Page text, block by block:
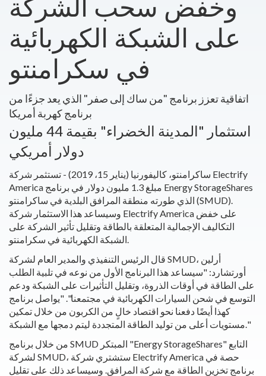
وخفض سحب الشركة
على الشبكة الكهربائية
في سكرامنتو
اتفاقية تعزز برنامج "من ساك إلى صفر" الذي يعد جزءًا من
برنامج كهربة أمريكا
استثمار "المدينة الخضراء" بقيمة 44 مليون
دولار أمريكي
ساكرامنتو، كاليفورنيا (يناير 15، 2019) - تستثمر شركة Electrify
America مبلغ 1.3 مليون دولار في برنامج Energy StorageShares
الذي طورته منطقة المرافق البلدية في ساكرامنتو (SMUD).
وسيساعد هذا الاستثمار شركة Electrify America على خفض
التكاليف الإجمالية المتعلقة بالطاقة وتقليل تأثير الشركة على
الشبكة الكهربائية في سكرامنتو.
قال الرئيس التنفيذي والمدير العام لشركة SMUD، أرلين
أورتشارد: "سيساعد هذا البرنامج الأول من نوعه في تلبية الطلب
على الطاقة في أوقات الذروة، وتقليل التأثيرات على الشبكة ودعم
التوسع في شحن السيارات الكهربائية في مجتمعنا". "يواصل برنامج
كهذا أيضًا دفعنا نحو اقتصاد خالٍ من الكربون من خلال تمكين
مستويات أعلى من توليد الطاقة المتجددة ليتم دمجها مع الشبكة."
من خلال برنامج SMUD المبتكر "Energy StorageShares" التابع
لشركة SMUD، ستشتري شركة Electrify America حصة في
برنامج تخزين الطاقة مع شركة المرافق. وسيساعد ذلك على تقليل